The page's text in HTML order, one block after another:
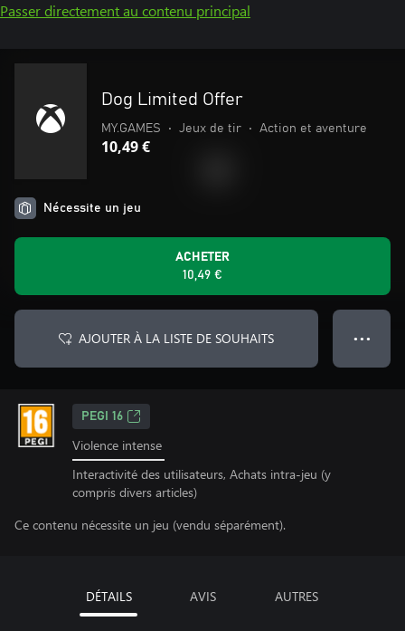
Passer directement au contenu principal
Dog Limited Offer
MY.GAMES • Jeux de tir • Action et aventure
10,49 €
Nécessite un jeu
ACHETER
10,49 €
AJOUTER À LA LISTE DE SOUHAITS ● ● ●
PEGI 16
Violence intense
Interactivité des utilisateurs, Achats intra-jeu (y
compris divers articles)
Ce contenu nécessite un jeu (vendu séparément).
DÉTAILS AVIS AUTRES